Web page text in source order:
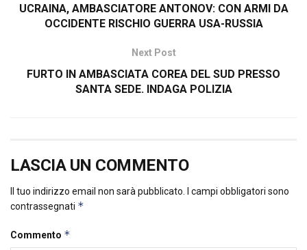
UCRAINA, AMBASCIATORE ANTONOV: CON ARMI DA
OCCIDENTE RISCHIO GUERRA USA-RUSSIA
Next Post
FURTO IN AMBASCIATA COREA DEL SUD PRESSO
SANTA SEDE. INDAGA POLIZIA
LASCIA UN COMMENTO
Il tuo indirizzo email non sarà pubblicato.
I campi obbligatori sono
contrassegnati *
Commento *